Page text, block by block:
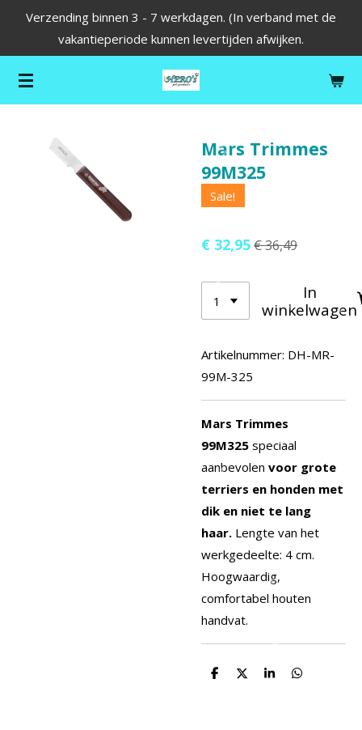
de
hoofdinhoud
Verzending binnen 3 - 7 werkdagen. (In verband met de
vakantieperiode kunnen levertijden afwijken.
Mars Trimmes
99M325
Sale!
€ 32,95€ 36,49
In
winkelwagen
Artikelnummer: DH-MR-
99M-325
Mars Trimmes
99M325 speciaal
aanbevolen voor grote
terriers en honden met
dik en niet te lang
haar. Lengte van het
werkgedeelte: 4 cm.
Hoogwaardig,
comfortabel houten
handvat.
D
D
S
D